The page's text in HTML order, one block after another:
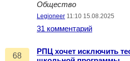
Общество
Legioneer 11:10 15.08.2025
31 комментарий
68
РПЦ хочет исключить